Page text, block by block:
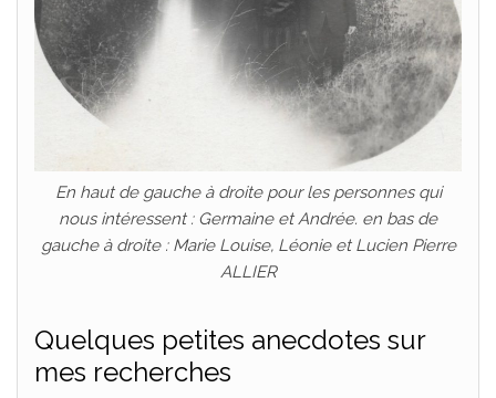
En haut de gauche à droite pour les personnes qui
nous intéressent : Germaine et Andrée. en bas de
gauche à droite : Marie Louise, Léonie et Lucien Pierre
ALLIER
Quelques petites anecdotes sur
mes recherches